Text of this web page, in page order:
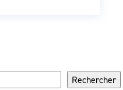
Rechercher